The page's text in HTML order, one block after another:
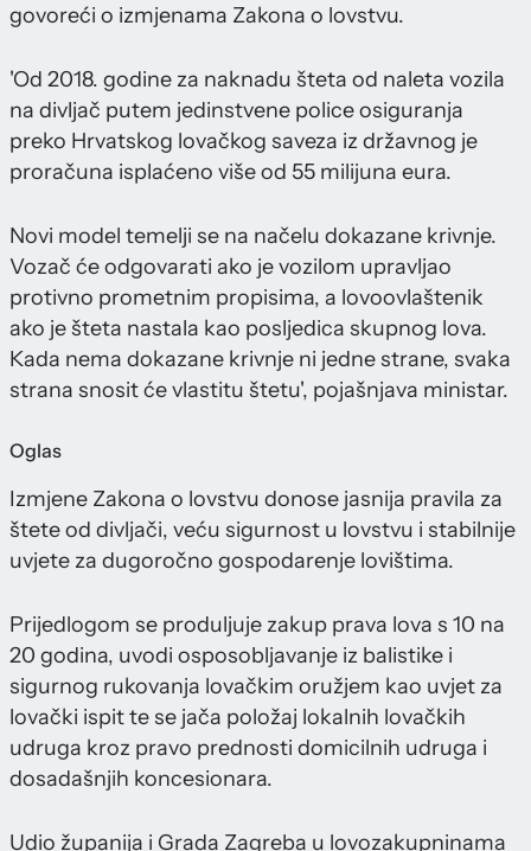
govoreći o izmjenama Zakona o lovstvu.
'Od 2018. godine za naknadu šteta od naleta vozila
na divljač putem jedinstvene police osiguranja
preko Hrvatskog lovačkog saveza iz državnog je
proračuna isplaćeno više od 55 milijuna eura.
Novi model temelji se na načelu dokazane krivnje.
Vozač će odgovarati ako je vozilom upravljao
protivno prometnim propisima, a lovoovlaštenik
ako je šteta nastala kao posljedica skupnog lova.
Kada nema dokazane krivnje ni jedne strane, svaka
strana snosit će vlastitu štetu', pojašnjava ministar.
Oglas
Izmjene Zakona o lovstvu donose jasnija pravila za
štete od divljači, veću sigurnost u lovstvu i stabilnije
uvjete za dugoročno gospodarenje lovištima.
Prijedlogom se produljuje zakup prava lova s 10 na
20 godina, uvodi osposobljavanje iz balistike i
sigurnog rukovanja lovačkim oružjem kao uvjet za
lovački ispit te se jača položaj lokalnih lovačkih
udruga kroz pravo prednosti domicilnih udruga i
dosadašnjih koncesionara.
Udio županija i Grada Zagreba u lovozakupninama